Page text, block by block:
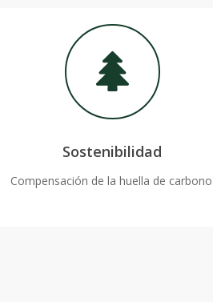
Sostenibilidad
Compensación de la huella de carbono.